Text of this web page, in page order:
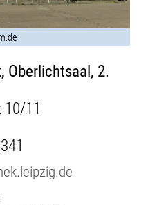
Oberlichtsaal, 2.
11